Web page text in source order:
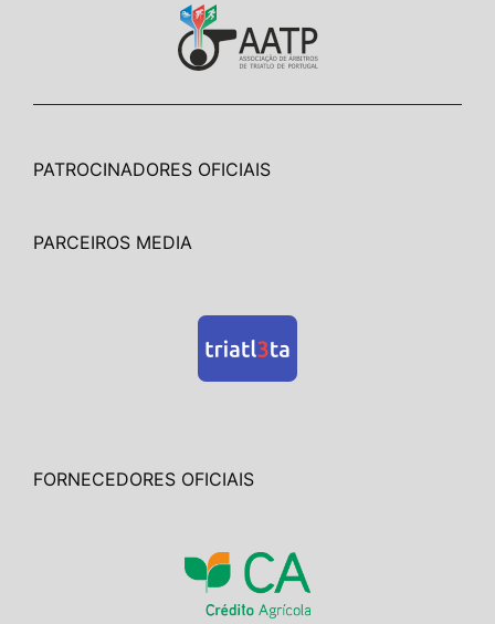
PATROCINADORES OFICIAIS
PARCEIROS MEDIA
FORNECEDORES OFICIAIS